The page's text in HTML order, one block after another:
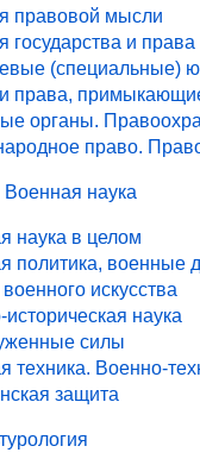
правовой мысли
государства и права
(специальные)
права,
органы.
право.
наука
наука в целом
политика, военные
искусства
наука
силы
техника. Военно-
защита